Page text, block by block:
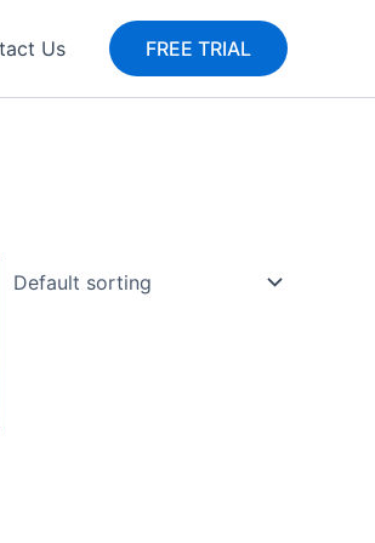
Us FREE TRIAL